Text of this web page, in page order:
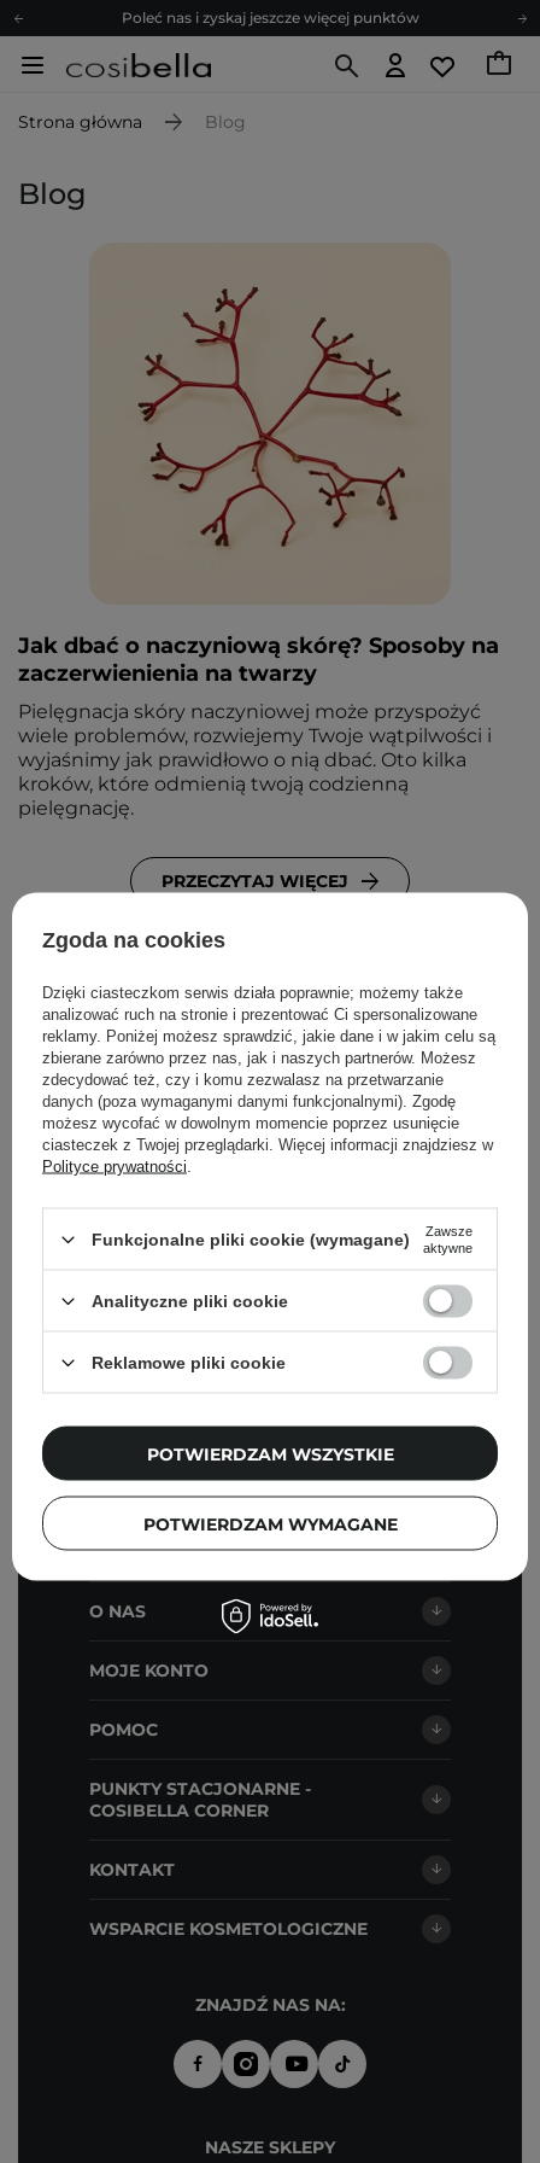
Poleć nas i zyskaj jeszcze więcej punktów
Zapisz się na newsletter pełen porad
Z nami to możliwe! Realizacja zamówienia do 24h.
Strona główna Blog
Blog
Jak dbać o naczyniową skórę? Sposoby na
zaczerwienienia na twarzy
Pielęgnacja skóry naczyniowej może przyspożyć
wiele problemów, rozwiejemy Twoje wątpilwości i
wyjaśnimy jak prawidłowo o nią dbać. Oto kilka
kroków, które odmienią twoją codzienną
pielęgnację.
PRZECZYTAJ WIĘCEJ
Newsletter Cosibella
Pielęgnacyjne checklisty, eksperckie porady,
beauty nowości - prosto na maila!
Podaj swój adres email
Zgadzam się na otrzymywanie
wiadomości marketingowych i
Cosibella sp. z o.o, zgodnie z
polityką
ZAPISZ SIĘ
O NAS
MOJE KONTO
POMOC
PUNKTY STACJONARNE -
COSIBELLA CORNER
KONTAKT
WSPARCIE KOSMETOLOGICZNE
ZNAJDŹ NAS NA:
NASZE SKLEPY
Zgoda na cookies
Dzięki ciasteczkom serwis działa poprawnie; możemy także
analizować ruch na stronie i prezentować Ci spersonalizowane
reklamy. Poniżej możesz sprawdzić, jakie dane i w jakim celu są
zbierane zarówno przez nas, jak i naszych partnerów. Możesz
zdecydować też, czy i komu zezwalasz na przetwarzanie
danych (poza wymaganymi danymi funkcjonalnymi). Zgodę
możesz wycofać w dowolnym momencie poprzez usunięcie
ciasteczek z Twojej przeglądarki. Więcej informacji znajdziesz w
Polityce prywatności
Funkcjonalne pliki cookie (wymagane)
Zawsze
aktywne
Analityczne pliki cookie
Reklamowe pliki cookie
POTWIERDZAM WYMAGANE
POTWIERDZAM WSZYSTKIE